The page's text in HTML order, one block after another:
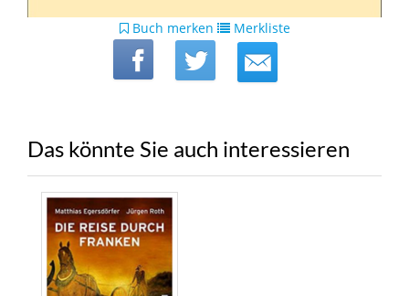
Buch merken Merkliste
Das könnte Sie auch interessieren